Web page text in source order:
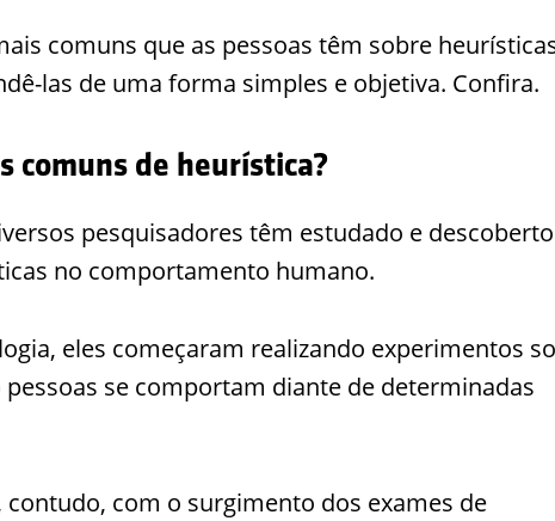
comuns que as pessoas têm sobre
las de uma forma simples e objetiva. Confira.
comuns de heurística?
pesquisadores têm estudado e descoberto
no comportamento humano.
eles começaram realizando experimentos
se comportam diante de determinadas
contudo, com o surgimento dos exames de